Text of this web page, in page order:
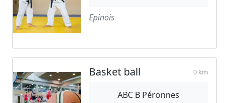
Epinois
Basket ball 0 km
ABC B Péronnes